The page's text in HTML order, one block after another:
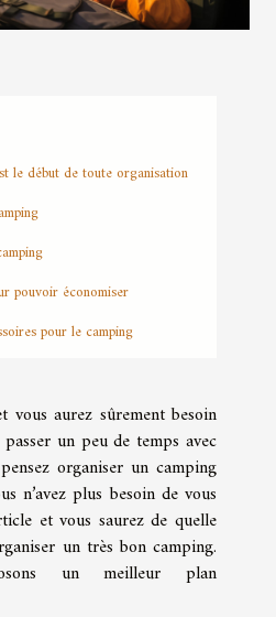
le début de toute organisation
pouvoir économiser
pour le camping
vous aurez sûrement besoin
un peu de temps avec
organiser un camping
n’avez plus besoin de vous
et vous saurez de quelle
un très bon camping.
un meilleur plan